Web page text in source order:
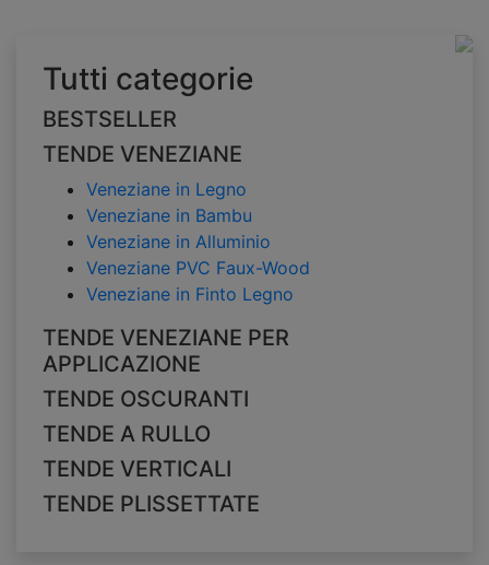
Tutti categorie
BESTSELLER
TENDE VENEZIANE
Veneziane in Legno
Veneziane in Bambu
Veneziane in Alluminio
Veneziane PVC Faux-Wood
Veneziane in Finto Legno
TENDE VENEZIANE PER
APPLICAZIONE
TENDE OSCURANTI
TENDE A RULLO
TENDE VERTICALI
TENDE PLISSETTATE